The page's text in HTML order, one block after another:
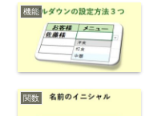
機能
関数